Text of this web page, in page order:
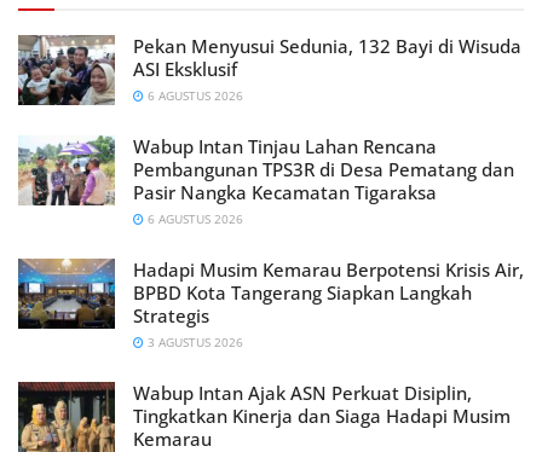
Pekan Menyusui Sedunia, 132 Bayi di Wisuda
ASI Eksklusif
6 AGUSTUS 2026
Wabup Intan Tinjau Lahan Rencana
Pembangunan TPS3R di Desa Pematang dan
Pasir Nangka Kecamatan Tigaraksa
6 AGUSTUS 2026
Hadapi Musim Kemarau Berpotensi Krisis Air,
BPBD Kota Tangerang Siapkan Langkah
Strategis
3 AGUSTUS 2026
Wabup Intan Ajak ASN Perkuat Disiplin,
Tingkatkan Kinerja dan Siaga Hadapi Musim
Kemarau